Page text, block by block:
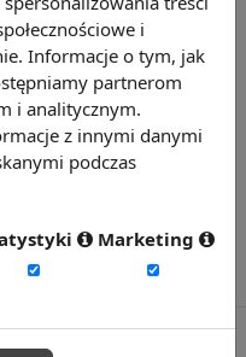
i
Informacje o tym, jak
partnerom
i analitycznym.
z innymi danymi
podczas
Marketing